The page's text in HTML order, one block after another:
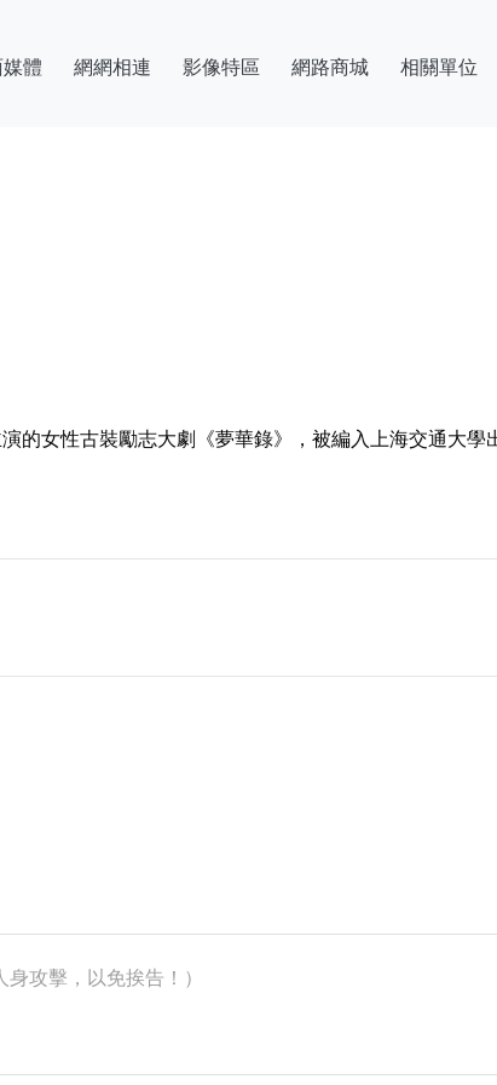
體 網網相連 影像特區 網路商城 相關單位
的女性古裝勵志大劇《夢華錄》，被編入上海交通大
攻擊，以免挨告！）